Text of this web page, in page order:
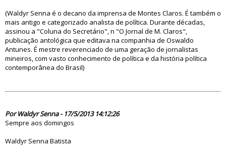
(Waldyr Senna é o decano da imprensa de Montes Claros. É também o
mais antigo e categorizado analista de política. Durante décadas,
assinou a "Coluna do Secretário", n "O Jornal de M. Claros",
publicação antológica que editava na companhia de Oswaldo
Antunes. É mestre reverenciado de uma geração de jornalistas
mineiros, com vasto conhecimento de política e da história política
contemporânea do Brasil)
Por Waldyr Senna - 17/5/2013 14:12:26
Sempre aos domingos
Waldyr Senna Batista